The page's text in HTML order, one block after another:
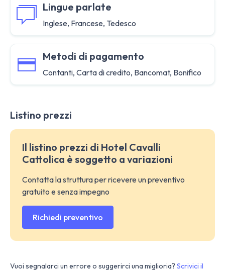
Lingue parlate
Inglese, Francese, Tedesco
Metodi di pagamento
Contanti, Carta di credito, Bancomat, Bonifico
Listino prezzi
Il listino prezzi di Hotel Cavalli
Cattolica è soggetto a variazioni
Contatta la struttura per ricevere un preventivo
gratuito e senza impegno
Richiedi preventivo
Vuoi segnalarci un errore o suggerirci una miglioria? Scrivici il